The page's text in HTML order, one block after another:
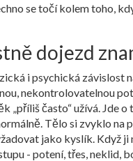
se točí kolem toho,
dojezd
i psychická závislost
nekontrolovatelnou
„příliš často“ užívá. Jde o
Tělo si zvyklo na
jako kyslík. Když ji
- potení, třes, neklid,